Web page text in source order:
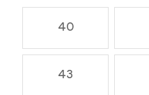
40
43